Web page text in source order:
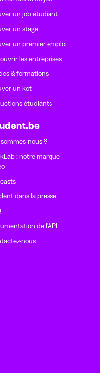
un job étudiant
un stage
un premier emploi
les entreprises
& formations
un kot
étudiants
nous ?
: notre marque
dans la presse
de l'API
nous